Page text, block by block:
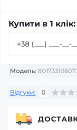
Модель:
Відгуки: 0
Купити в 1 клік: